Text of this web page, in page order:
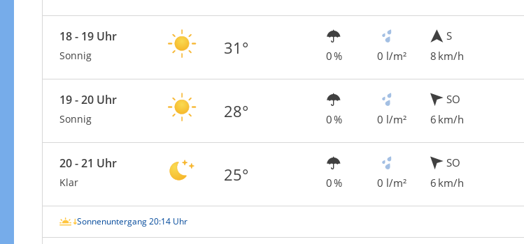
18 - 19 Uhr
Sonnig 31° 0 % 0 l/m²
S
8 km/h
19 - 20 Uhr
Sonnig 28° 0 % 0 l/m²
SO
6 km/h
20 - 21 Uhr
Klar 25° 0 % 0 l/m²
SO
6 km/h
Sonnenuntergang 20:14 Uhr